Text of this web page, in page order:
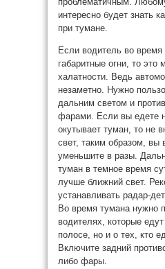
интересно будет знать
при тумане.
Если водитель во
габаритные огни, то это
халатности. Ведь
незаметно. Нужно
дальним светом и
фарами. Если вы едете
окутывает туман, то не
свет, таким образом, вы
уменьшите в разы.
туман в темное время
лучше ближний свет.
устанавливать радар-
Во время тумана нужно
водителях, которые
полосе, но и о тех, кто
Включите задний
либо фары.